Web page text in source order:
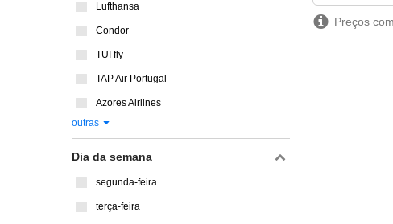
Preços
Lufthansa
Condor
TUI fly
TAP Air Portugal
Azores Airlines
outras
Dia da semana
segunda-feira
terça-feira